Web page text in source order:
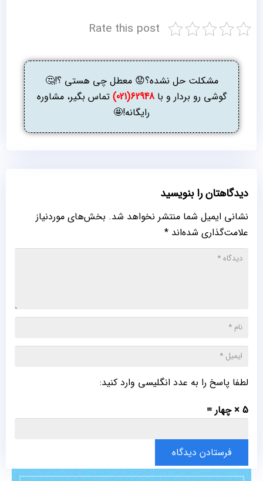
Rate this post
مشکلت حل نشده؟😟 معطل چی هستی ؟!🤔
گوشی رو بردار و با62948(021)
تماس بگیر، مشاوره
رایگانه!🤩
دیدگاهتان را بنویسید
نشانی ایمیل شما منتشر نخواهد شد. بخش‌های موردنیاز
علامت‌گذاری شده‌اند *
لطفا پاسخ را به عدد انگلیسی وارد کنید:
5 × چهار =
فرستادن دیدگاه